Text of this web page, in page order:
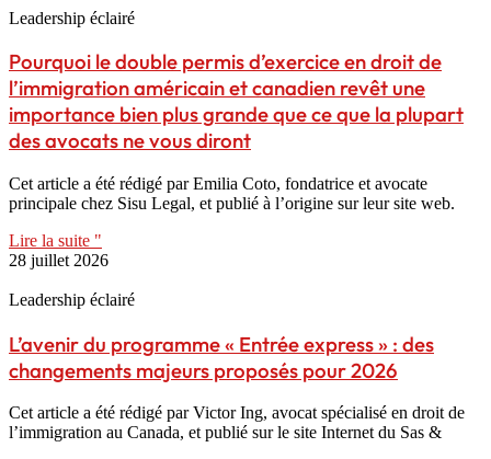
Leadership éclairé
Pourquoi le double permis d’exercice en droit de
l’immigration américain et canadien revêt une
importance bien plus grande que ce que la plupart
des avocats ne vous diront
Cet article a été rédigé par Emilia Coto, fondatrice et avocate
principale chez Sisu Legal, et publié à l’origine sur leur site web.
Lire la suite "
28 juillet 2026
Leadership éclairé
L’avenir du programme « Entrée express » : des
changements majeurs proposés pour 2026
Cet article a été rédigé par Victor Ing, avocat spécialisé en droit de
l’immigration au Canada, et publié sur le site Internet du Sas &